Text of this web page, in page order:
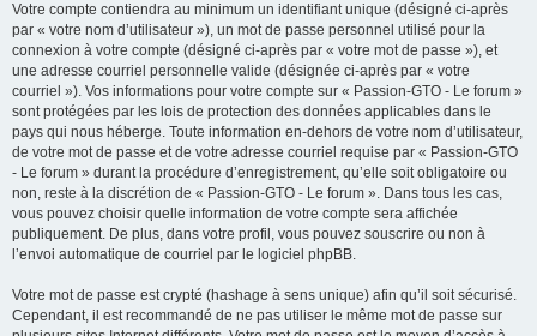
Votre compte contiendra au minimum un identifiant unique (désigné ci-après
par « votre nom d’utilisateur »), un mot de passe personnel utilisé pour la
connexion à votre compte (désigné ci-après par « votre mot de passe »), et
une adresse courriel personnelle valide (désignée ci-après par « votre
courriel »). Vos informations pour votre compte sur « Passion-GTO - Le forum »
sont protégées par les lois de protection des données applicables dans le
pays qui nous héberge. Toute information en-dehors de votre nom d’utilisateur,
de votre mot de passe et de votre adresse courriel requise par « Passion-GTO
- Le forum » durant la procédure d’enregistrement, qu’elle soit obligatoire ou
non, reste à la discrétion de « Passion-GTO - Le forum ». Dans tous les cas,
vous pouvez choisir quelle information de votre compte sera affichée
publiquement. De plus, dans votre profil, vous pouvez souscrire ou non à
l’envoi automatique de courriel par le logiciel phpBB.
Votre mot de passe est crypté (hashage à sens unique) afin qu’il soit sécurisé.
Cependant, il est recommandé de ne pas utiliser le même mot de passe sur